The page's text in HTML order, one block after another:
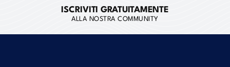
ISCRIVITI GRATUITAMENTE
ALLA NOSTRA COMMUNITY